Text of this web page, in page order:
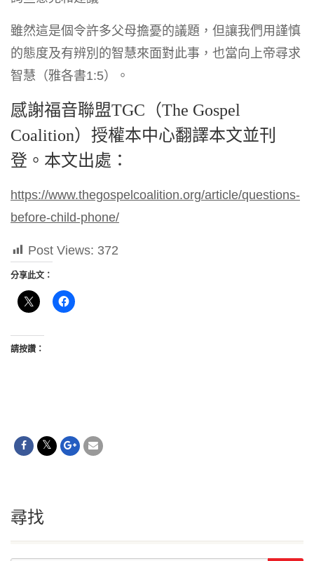
雖然這是個令許多父母擔憂的議題，但讓我們用謹慎
的態度及有辨別的智慧來面對此事，也當向上帝尋求
智慧（雅各書1:5）。
感謝福音聯盟TGC（The Gospel
Coalition）授權本中心翻譯本文並刊
登。本文出處：
https://www.thegospelcoalition.org/article/questions-
before-child-phone/
Post Views: 372
分享此文：
請按讚：
尋找